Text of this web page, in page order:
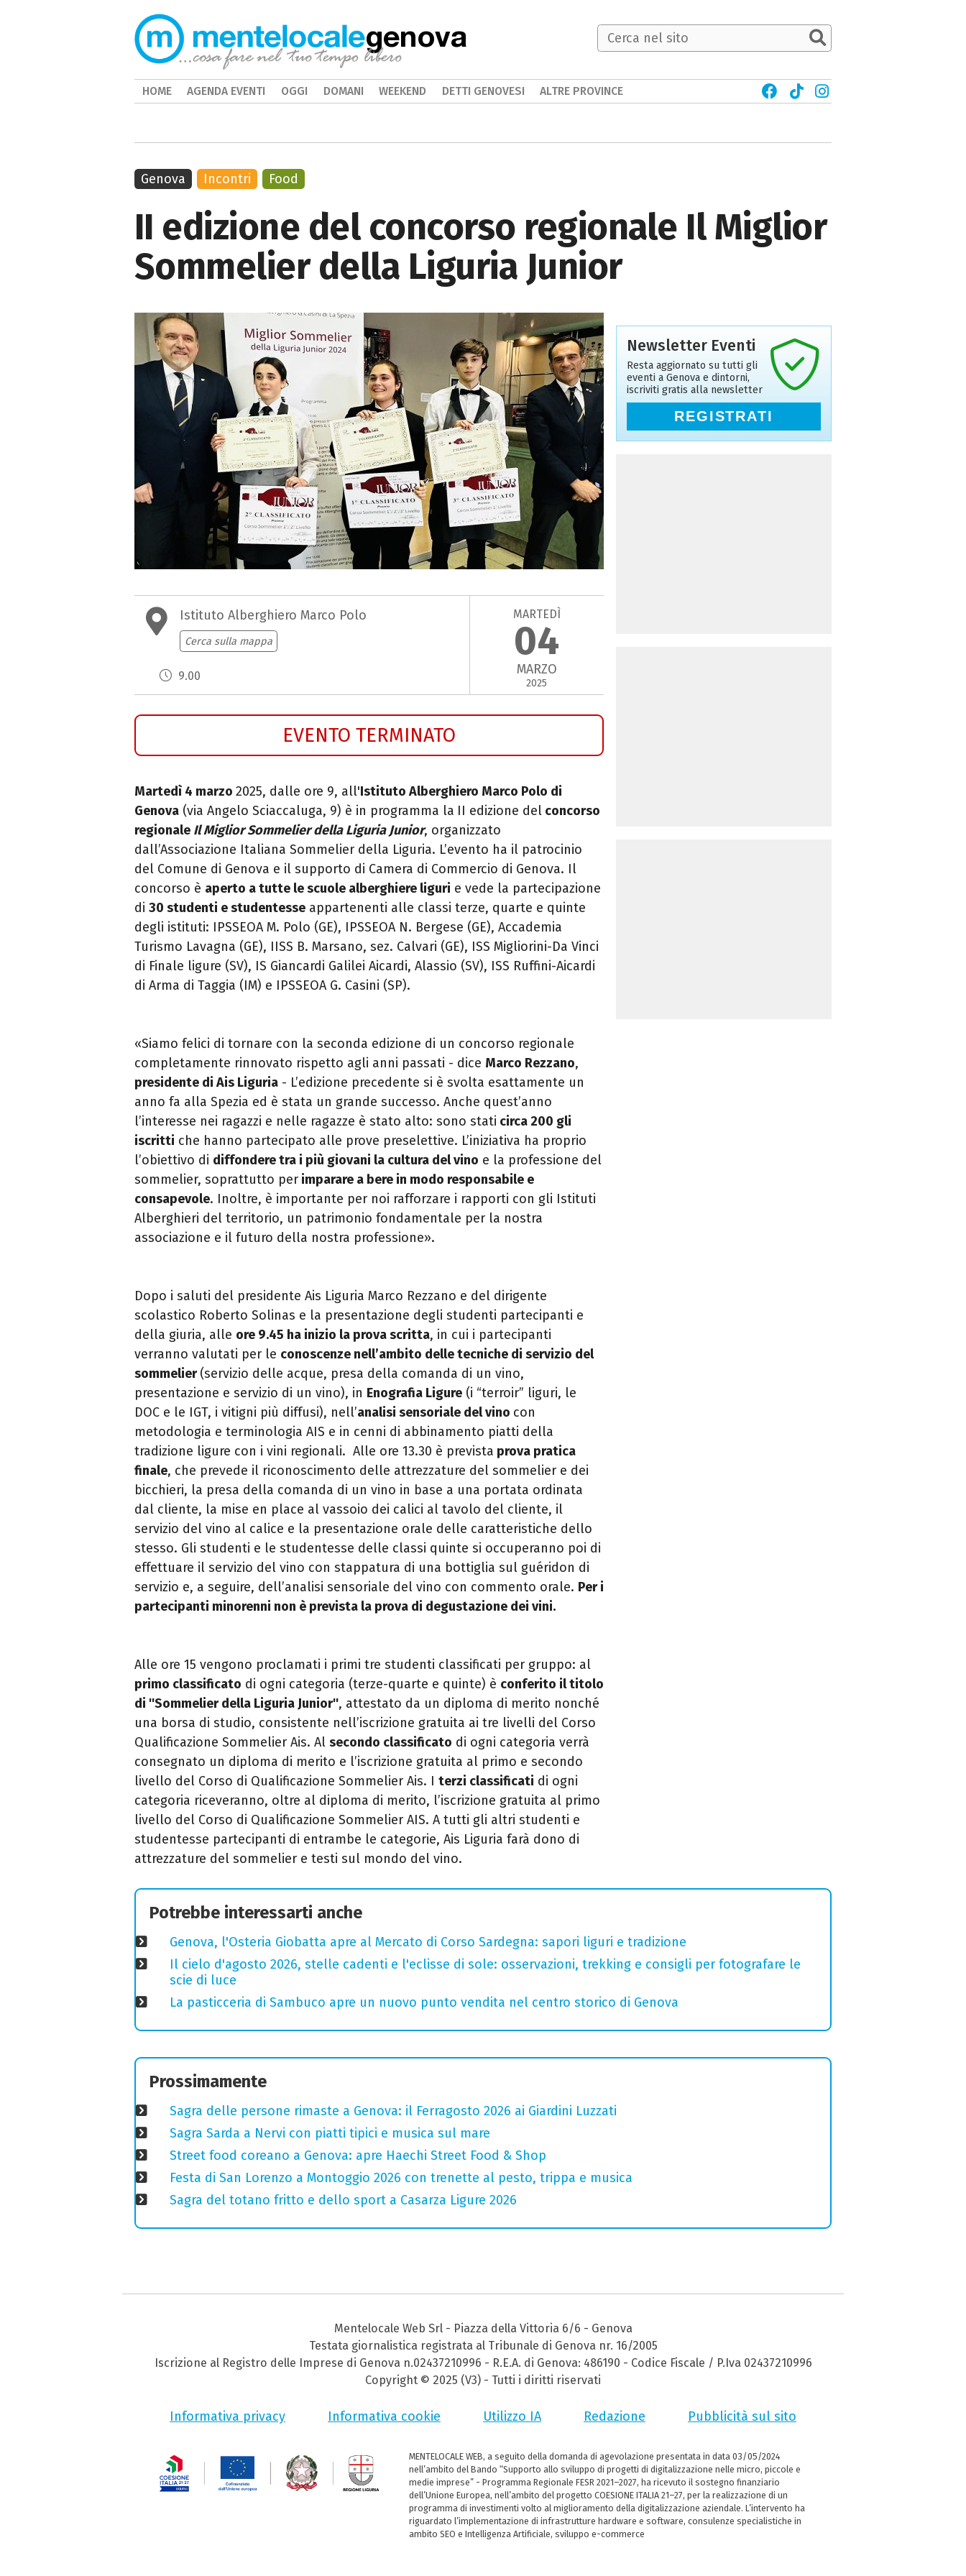
II edizione del concorso regionale Il Miglior
Sommelier della Liguria Junior
Istituto Alberghiero Marco Polo
Cerca sulla mappa
9.00
MARTEDÌ
04
MARZO
2025
EVENTO TERMINATO
Martedì 4 marzo 2025, dalle ore 9, all'Istituto Alberghiero Marco Polo di
Genova (via Angelo Sciaccaluga, 9) è in programma la II edizione del concorso
regionale Il Miglior Sommelier della Liguria Junior, organizzato
dall’Associazione Italiana Sommelier della Liguria. L’evento ha il patrocinio
del Comune di Genova e il supporto di Camera di Commercio di Genova. Il
concorso è aperto a tutte le scuole alberghiere liguri e vede la partecipazione
di 30 studenti e studentesse appartenenti alle classi terze, quarte e quinte
degli istituti: IPSSEOA M. Polo (GE), IPSSEOA N. Bergese (GE), Accademia
Turismo Lavagna (GE), IISS B. Marsano, sez. Calvari (GE), ISS Migliorini-Da Vinci
di Finale ligure (SV), IS Giancardi Galilei Aicardi, Alassio (SV), ISS Ruffini-Aicardi
di Arma di Taggia (IM) e IPSSEOA G. Casini (SP).
«Siamo felici di tornare con la seconda edizione di un concorso regionale
completamente rinnovato rispetto agli anni passati - dice Marco Rezzano,
presidente di Ais Liguria - L’edizione precedente si è svolta esattamente un
anno fa alla Spezia ed è stata un grande successo. Anche quest’anno
l’interesse nei ragazzi e nelle ragazze è stato alto: sono stati circa 200 gli
iscritti che hanno partecipato alle prove preselettive. L’iniziativa ha proprio
l’obiettivo di diffondere tra i più giovani la cultura del vino e la professione del
sommelier, soprattutto per imparare a bere in modo responsabile e
consapevole. Inoltre, è importante per noi rafforzare i rapporti con gli Istituti
Alberghieri del territorio, un patrimonio fondamentale per la nostra
associazione e il futuro della nostra professione».
Dopo i saluti del presidente Ais Liguria Marco Rezzano e del dirigente
scolastico Roberto Solinas e la presentazione degli studenti partecipanti e
della giuria, alle ore 9.45 ha inizio la prova scritta, in cui i partecipanti
verranno valutati per le conoscenze nell’ambito delle tecniche di servizio del
sommelier(servizio delle acque, presa della comanda di un vino,
presentazione e servizio di un vino), in Enografia Ligure (i “terroir” liguri, le
DOC e le IGT, i vitigni più diffusi), nell’analisi sensoriale del vino con
metodologia e terminologia AIS e in cenni di abbinamento piatti della
tradizione ligure con i vini regionali. Alle ore 13.30 è prevista prova pratica
finale, che prevede il riconoscimento delle attrezzature del sommelier e dei
bicchieri, la presa della comanda di un vino in base a una portata ordinata
dal cliente, la mise en place al vassoio dei calici al tavolo del cliente, il
servizio del vino al calice e la presentazione orale delle caratteristiche dello
stesso. Gli studenti e le studentesse delle classi quinte si occuperanno poi di
effettuare il servizio del vino con stappatura di una bottiglia sul guéridon di
servizio e, a seguire, dell’analisi sensoriale del vino con commento orale. Per i
partecipanti minorenni non è prevista la prova di degustazione dei vini.
Alle ore 15 vengono proclamati i primi tre studenti classificati per gruppo: al
primo classificato di ogni categoria (terze-quarte e quinte) è conferito il titolo
di ''Sommelier della Liguria Junior'', attestato da un diploma di merito nonché
una borsa di studio, consistente nell’iscrizione gratuita ai tre livelli del Corso
Qualificazione Sommelier Ais. Al secondo classificato di ogni categoria verrà
consegnato un diploma di merito e l’iscrizione gratuita al primo e secondo
livello del Corso di Qualificazione Sommelier Ais. I terzi classificati di ogni
categoria riceveranno, oltre al diploma di merito, l’iscrizione gratuita al primo
livello del Corso di Qualificazione Sommelier AIS. A tutti gli altri studenti e
studentesse partecipanti di entrambe le categorie, Ais Liguria farà dono di
attrezzature del sommelier e testi sul mondo del vino.
Genova Incontri Food
Newsletter Eventi
Resta aggiornato su tutti gli
eventi a Genova e dintorni,
iscriviti gratis alla newsletter
REGISTRATI
Potrebbe interessarti anche
Genova, l'Osteria Giobatta apre al Mercato di Corso Sardegna: sapori liguri e tradizione
Il cielo d'agosto 2026, stelle cadenti e l'eclisse di sole: osservazioni, trekking e consigli per fotografare le
scie di luce
La pasticceria di Sambuco apre un nuovo punto vendita nel centro storico di Genova
Prossimamente
Sagra delle persone rimaste a Genova: il Ferragosto 2026 ai Giardini Luzzati
Sagra Sarda a Nervi con piatti tipici e musica sul mare
Street food coreano a Genova: apre Haechi Street Food & Shop
Festa di San Lorenzo a Montoggio 2026 con trenette al pesto, trippa e musica
Sagra del totano fritto e dello sport a Casarza Ligure 2026
genova
HOME AGENDA EVENTI OGGI DOMANI WEEKEND DETTI GENOVESI ALTRE PROVINCE
Mentelocale Web Srl - Piazza della Vittoria 6/6 - Genova
Testata giornalistica registrata al Tribunale di Genova nr. 16/2005
Iscrizione al Registro delle Imprese di Genova n.02437210996 - R.E.A. di Genova: 486190 - Codice Fiscale / P.Iva 02437210996
Copyright © 2025 (V3) - Tutti i diritti riservati
Informativa privacy Informativa cookie Utilizzo IA Redazione Pubblicità sul sito
MENTELOCALE WEB, a seguito della domanda di agevolazione presentata in data 03/05/2024
nell’ambito del Bando “Supporto allo sviluppo di progetti di digitalizzazione nelle micro, piccole e
medie imprese” - Programma Regionale FESR 2021–2027, ha ricevuto il sostegno finanziario
dell’Unione Europea, nell’ambito del progetto COESIONE ITALIA 21–27, per la realizzazione di un
programma di investimenti volto al miglioramento della digitalizzazione aziendale. L’intervento ha
riguardato l’implementazione di infrastrutture hardware e software, consulenze specialistiche in
ambito SEO e Intelligenza Artificiale, sviluppo e-commerce